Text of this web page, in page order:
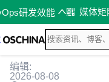
研发效能 媒体矩
编辑:
2026-08-08